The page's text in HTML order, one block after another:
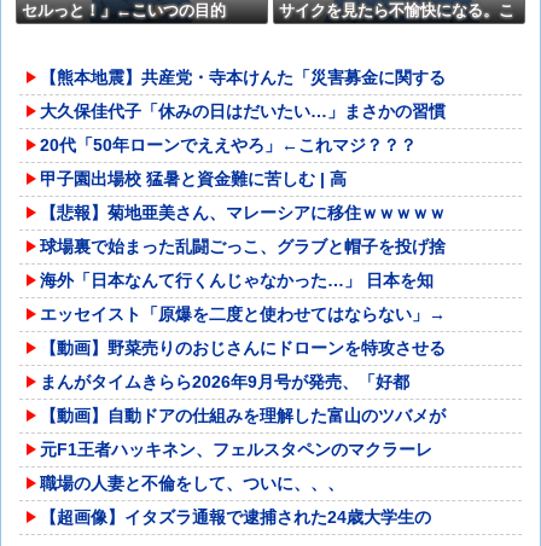
セルっと！」←こいつの目的
サイクを見たら不愉快になる。こ
【熊本地震】共産党・寺本けんた「災害募金に関する
大久保佳代子「休みの日はだいたい…」まさかの習慣
20代「50年ローンでええやろ」←これマジ？？？
甲子園出場校 猛暑と資金難に苦しむ | 高
【悲報】菊地亜美さん、マレーシアに移住ｗｗｗｗｗ
球場裏で始まった乱闘ごっこ、グラブと帽子を投げ捨
海外「日本なんて行くんじゃなかった…」 日本を知
エッセイスト「原爆を二度と使わせてはならない」→
【動画】野菜売りのおじさんにドローンを特攻させる
まんがタイムきらら2026年9月号が発売、「好都
【動画】自動ドアの仕組みを理解した富山のツバメが
元F1王者ハッキネン、フェルスタペンのマクラーレ
職場の人妻と不倫をして、ついに、、、
【超画像】イタズラ通報で逮捕された24歳大学生の